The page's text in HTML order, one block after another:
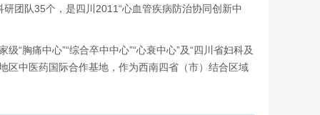
团队35个，是四川2011“心血管疾病防治协同创新中
“胸痛中心”“综合卒中中心”“心衰中心”及“四川省妇科及
区中医药国际合作基地，作为西南四省（市）结合区域